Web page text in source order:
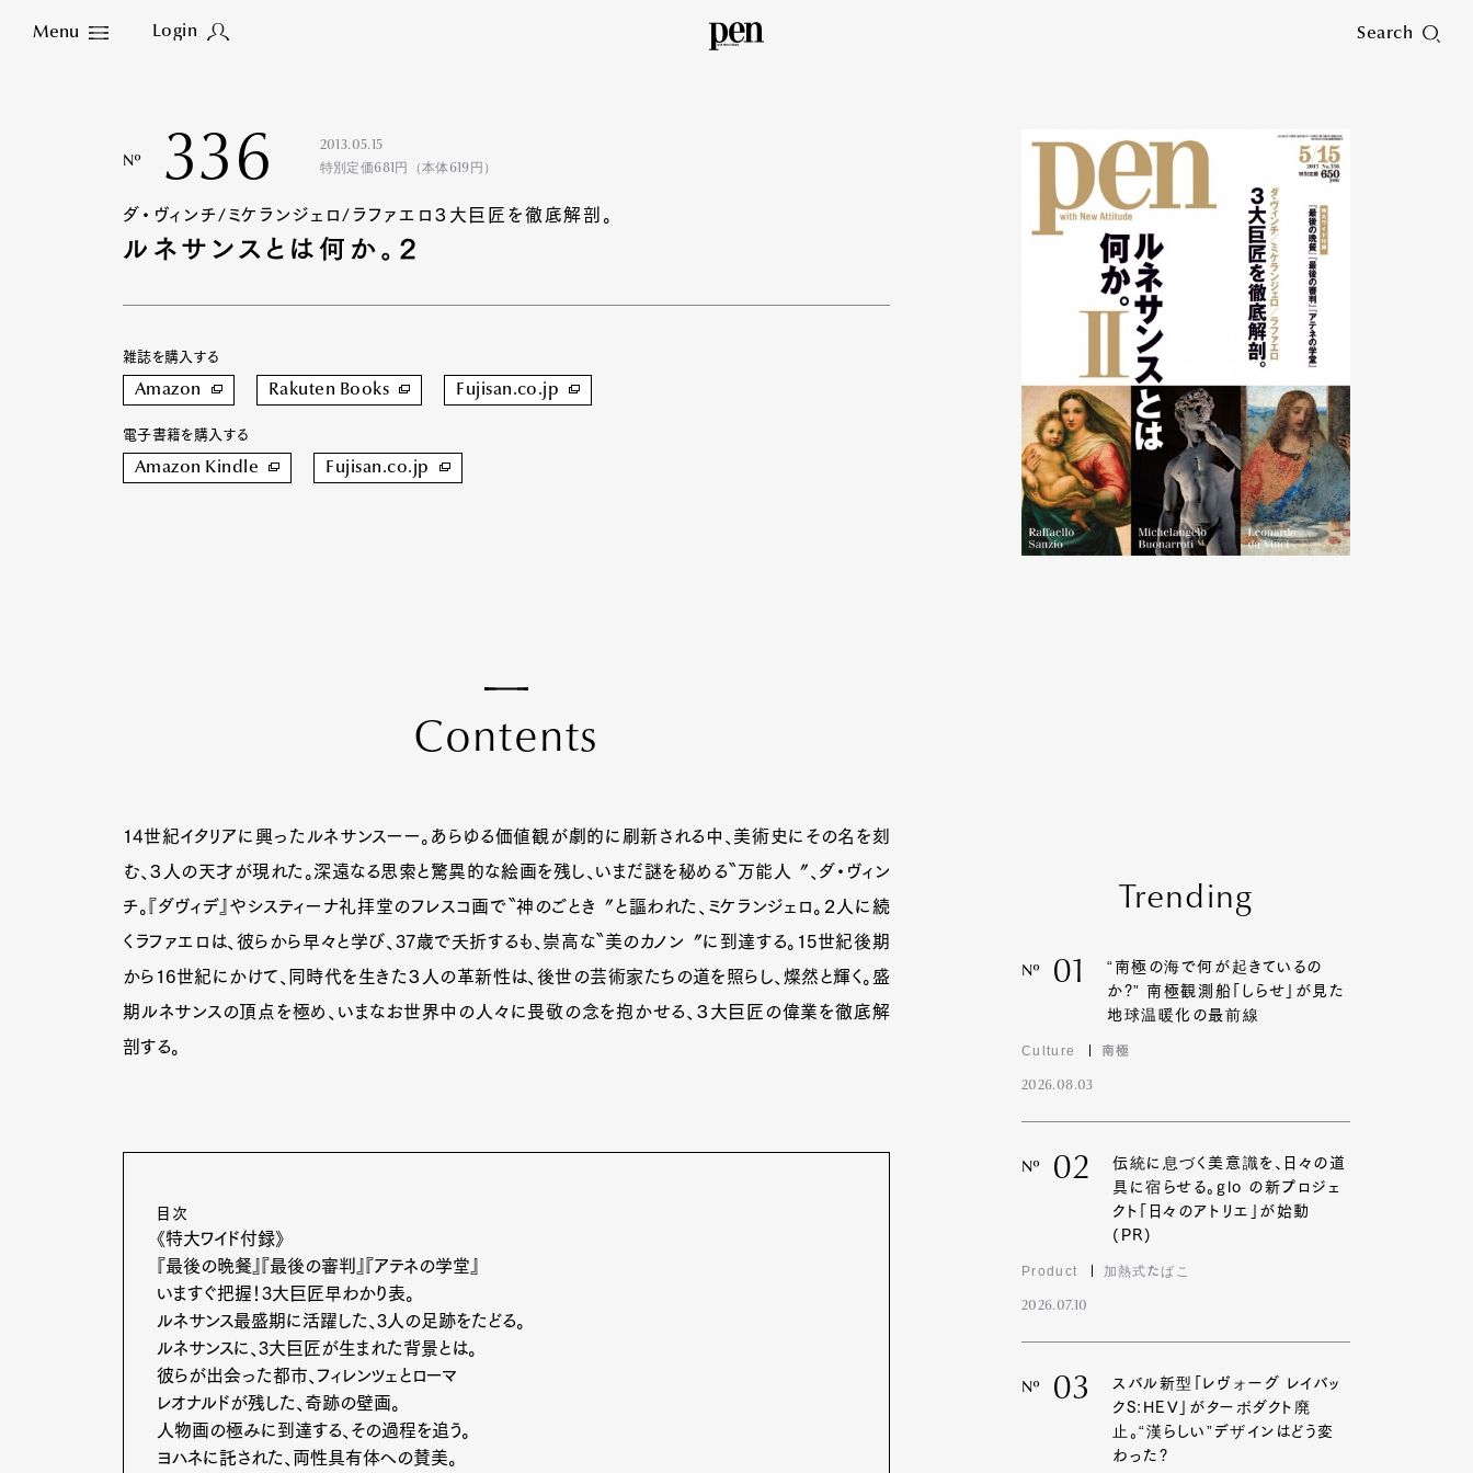
Menu Login Search
Close
Nº 336
2013.05.15
特別定価681円（本体619円）
ダ・ヴィンチ/ミケランジェロ/ラファエロ３大巨匠を徹底解剖。
ルネサンスとは何か。２
雑誌を購入する
Amazon Rakuten Books Fujisan.co.jp
電子書籍を購入する
Amazon Kindle Fujisan.co.jp
Contents
14世紀イタリアに興ったルネサンスーー。あらゆる価値観が劇的に刷新される中、美術史にその名を刻
む、３人の天才が現れた。深遠なる思索と驚異的な絵画を残し、いまだ謎を秘める〝万能人〞、ダ・ヴィン
チ。『ダヴィデ』やシスティーナ礼拝堂のフレスコ画で〝神のごとき〞と謳われた、ミケランジェロ。２人に続
くラファエロは、彼らから早々と学び、37歳で夭折するも、崇高な〝美のカノン〞に到達する。15世紀後期
から16世紀にかけて、同時代を生きた３人の革新性は、後世の芸術家たちの道を照らし、燦然と輝く。盛
期ルネサンスの頂点を極め、いまなお世界中の人々に畏敬の念を抱かせる、３大巨匠の偉業を徹底解
剖する。
目次
《特大ワイド付録》
『最後の晩餐』『最後の審判』『アテネの学堂』
いますぐ把握！3大巨匠早わかり表。
ルネサンス最盛期に活躍した、3人の足跡をたどる。
ルネサンスに、3大巨匠が生まれた背景とは。
彼らが出会った都市、フィレンツェとローマ
レオナルドが残した、奇跡の壁画。
人物画の極みに到達する、その過程を追う。
ヨハネに託された、両性具有体への賛美。
Trending
Nº 01
“南極の海で何が起きているの
か?” 南極観測船「しらせ」が見た
地球温暖化の最前線
Culture 南極
2026.08.03
Nº 02
伝統に息づく美意識を、日々の道
具に宿らせる。glo の新プロジェ
クト「日々のアトリエ」が始動
(PR)
Product 加熱式たばこ
2026.07.10
Nº 03
スバル新型「レヴォーグ レイバッ
クS:HEV」がターボダクト廃
止。“漢らしい”デザインはどう変
わった?